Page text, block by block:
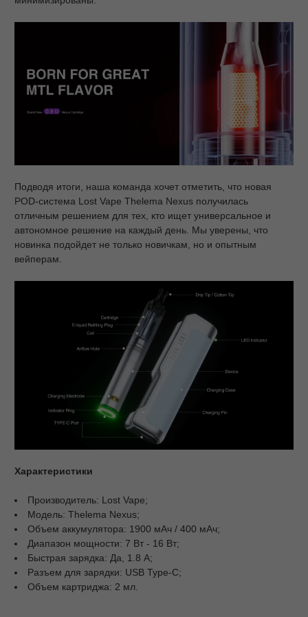
Подводя итоги, наша команда хочет отметить, что новая
POD-система Lost Vape Thelema Nexus получилась
отличным решением для тех, кто ищет универсальное и
автономное решение на каждый день. Мы уверены, что
новинка подойдет не только новичкам, но и опытным
вейперам.
Характеристики
Производитель: Lost Vape;
Модель: Thelema Nexus;
Объем аккумулятора: 1900 мАч / 400 мАч;
Диапазон мощности: 7 Вт - 16 Вт;
Быстрая зарядка: Да, 1.8 А;
Разъем для зарядки: USB Type-C;
Объем картриджа: 2 мл.